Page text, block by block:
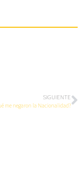
SIGUIENTE
me negaron la Nacionalidad?